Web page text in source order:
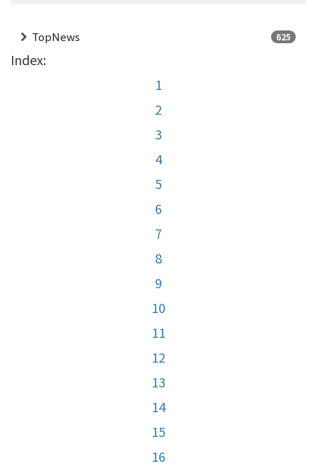
TopNews 625
Index:
1
2
3
4
5
6
7
8
9
10
11
12
13
14
15
16